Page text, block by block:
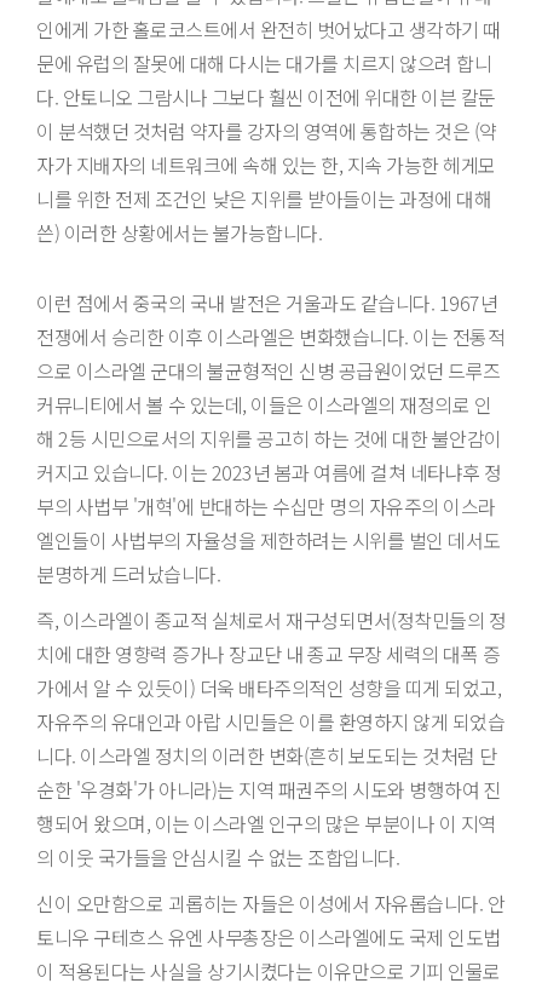
인에게 가한 홀로코스트에서 완전히 벗어났다고 생각하기 때
문에 유럽의 잘못에 대해 다시는 대가를 치르지 않으려 합니
다. 안토니오 그람시나 그보다 훨씬 이전에 위대한 이븐 칼둔
이 분석했던 것처럼 약자를 강자의 영역에 통합하는 것은 (약
자가 지배자의 네트워크에 속해 있는 한, 지속 가능한 헤게모
니를 위한 전제 조건인 낮은 지위를 받아들이는 과정에 대해
쓴) 이러한 상황에서는 불가능합니다.
이런 점에서 중국의 국내 발전은 거울과도 같습니다. 1967년
전쟁에서 승리한 이후 이스라엘은 변화했습니다. 이는 전통적
으로 이스라엘 군대의 불균형적인 신병 공급원이었던 드루즈
커뮤니티에서 볼 수 있는데, 이들은 이스라엘의 재정의로 인
해 2등 시민으로서의 지위를 공고히 하는 것에 대한 불안감이
커지고 있습니다. 이는 2023년 봄과 여름에 걸쳐 네타냐후 정
부의 사법부 '개혁'에 반대하는 수십만 명의 자유주의 이스라
엘인들이 사법부의 자율성을 제한하려는 시위를 벌인 데서도
분명하게 드러났습니다.
즉, 이스라엘이 종교적 실체로서 재구성되면서(정착민들의 정
치에 대한 영향력 증가나 장교단 내 종교 무장 세력의 대폭 증
가에서 알 수 있듯이) 더욱 배타주의적인 성향을 띠게 되었고,
자유주의 유대인과 아랍 시민들은 이를 환영하지 않게 되었습
니다. 이스라엘 정치의 이러한 변화(흔히 보도되는 것처럼 단
순한 '우경화'가 아니라)는 지역 패권주의 시도와 병행하여 진
행되어 왔으며, 이는 이스라엘 인구의 많은 부분이나 이 지역
의 이웃 국가들을 안심시킬 수 없는 조합입니다.
신이 오만함으로 괴롭히는 자들은 이성에서 자유롭습니다. 안
토니우 구테흐스 유엔 사무총장은 이스라엘에도 국제 인도법
이 적용된다는 사실을 상기시켰다는 이유만으로 기피 인물로